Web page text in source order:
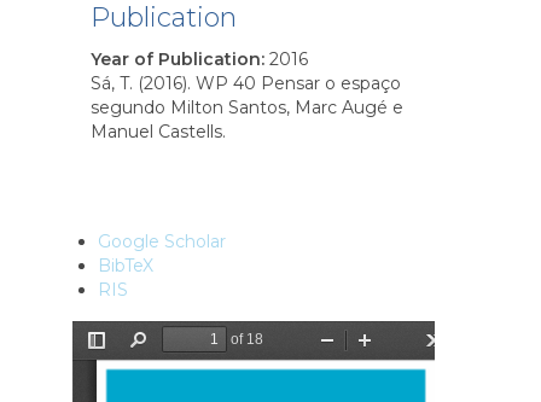
Publication
Year of Publication: 2016
Sá, T. (2016). WP 40 Pensar o espaço
segundo Milton Santos, Marc Augé e
Manuel Castells.
Google Scholar
BibTeX
RIS
Ficheiro